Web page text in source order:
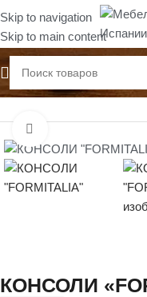
Skip to navigation
Skip to main content
Главная Консоли
КОНСОЛИ